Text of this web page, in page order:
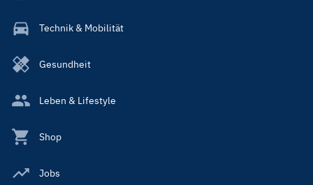
Technik & Mobilität
Gesundheit
Leben & Lifestyle
Shop
Jobs